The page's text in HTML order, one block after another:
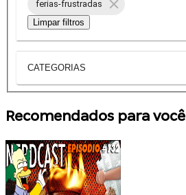
ferias-frustradas
Limpar filtros
CATEGORIAS
Recomendados para você